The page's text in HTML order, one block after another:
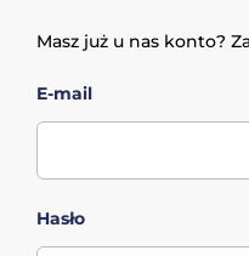
Masz już u nas konto?
E-mail
Hasło